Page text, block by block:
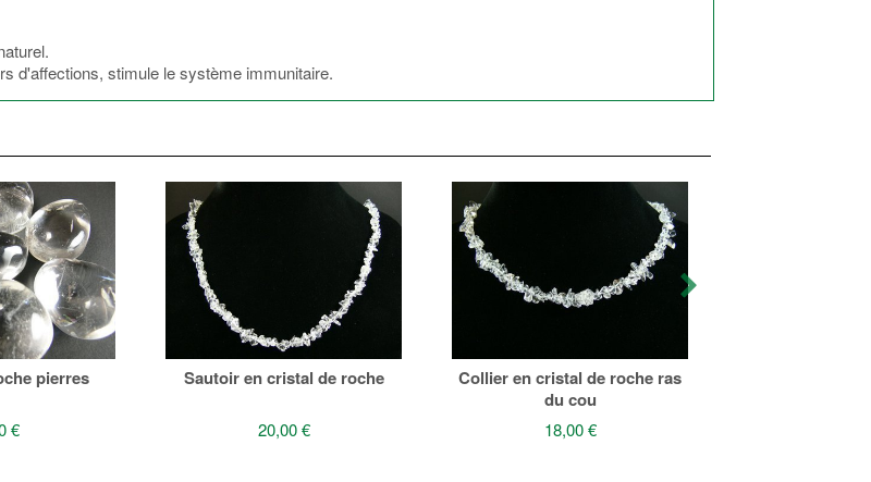
d'affections, stimule le système immunitaire.
pierres
€
Sautoir en cristal de roche
20,00 €
Collier en cristal de roche ras
du cou
18,00 €